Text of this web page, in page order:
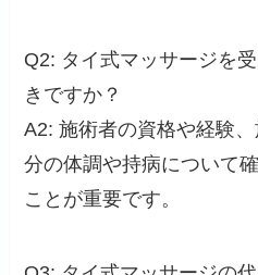
Q2: タイ式マッサージを
きですか？
A2: 施術者の資格や経験
分の体調や持病について
ことが重要です。